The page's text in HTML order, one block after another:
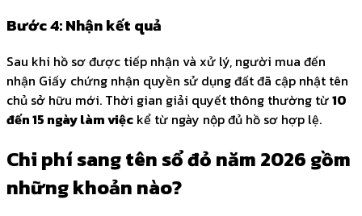
Bước 4: Nhận kết quả
Sau khi hồ sơ được tiếp nhận và xử lý, người mua đến
nhận Giấy chứng nhận quyền sử dụng đất đã cập nhật tên
chủ sở hữu mới. Thời gian giải quyết thông thường từ10
đến 15 ngày làm việc kể từ ngày nộp đủ hồ sơ hợp lệ.
Chi phí sang tên sổ đỏ năm 2026 gồm
những khoản nào?